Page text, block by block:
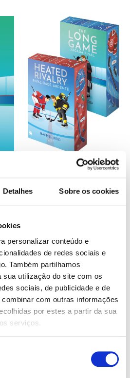
Detalhes Sobre os cookies
personalizar conteúdo e
de redes sociais e
Também partilhamos
sua utilização do site com os
sociais, de publicidade e de
com outras informações
por estes a partir da sua
serviços.
€.
O
preço
era:
43,95 €.
39,56€O
preço
atual
é:
39,56 €.
Pack Heated Rivalry + The
Long Game (Edição
Limitada)
Rachel Reid